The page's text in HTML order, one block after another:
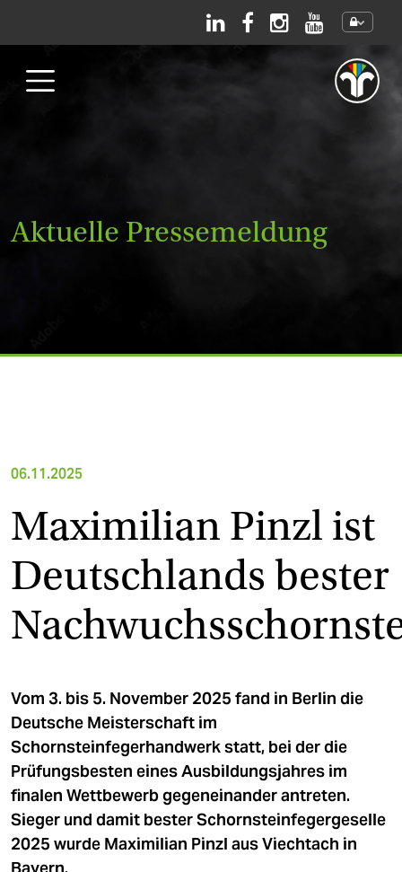
Aktuelle Pressemeldung
06.11.2025
Maximilian Pinzl ist
Deutschlands bester
Vom 3. bis 5. November 2025 fand in Berlin die
Deutsche Meisterschaft im
Schornsteinfegerhandwerk statt, bei der die
Prüfungsbesten eines Ausbildungsjahres im
finalen Wettbewerb gegeneinander antreten.
Sieger und damit bester Schornsteinfegergeselle
2025 wurde Maximilian Pinzl aus Viechtach in